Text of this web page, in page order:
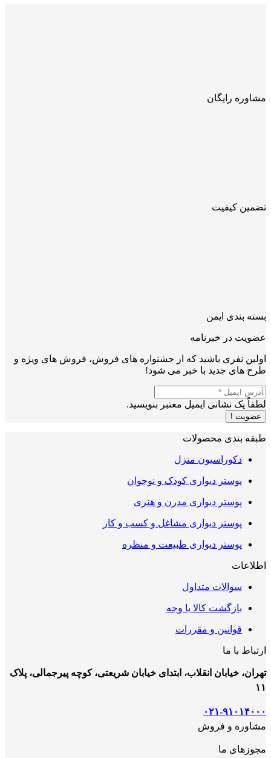
مشاوره رایگان
تضمین کیفیت
بسته بندی ایمن
عضویت در خبرنامه
اولین نفری باشید که از جشنواره های فروش، فروش های ویژه و
طرح های جدید با خبر می شود!
لطفاً یک نشانی ایمیل معتبر بنویسید.
عضویت !
طبقه بندی محصولات
دکوراسیون منزل
پوستر دیواری کودک و نوجوان
پوستر دیواری مدرن و هنری
پوستر دیواری مشاغل و کسب و کار
پوستر دیواری طبیعت و منظره
اطلاعات
سوالات متداول
بازگشت کالا یا وجه
قوانین و مقررات
ارتباط با ما
تهران، خیابان انقلاب، ابتدای خیابان شریعتی، کوچه پیرجمالی، پلاک
۱۱
۰۲۱-۹۱۰۱۴۰۰۰
مشاوره و فروش
مجوزهای ما